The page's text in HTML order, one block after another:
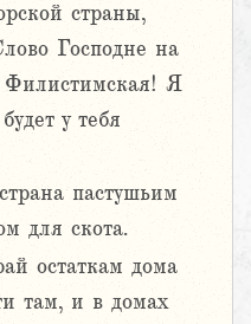
страны,
Господне на
Филистимская! Я
у тебя
пастушьим
для скота.
остаткам дома
там, и в домах